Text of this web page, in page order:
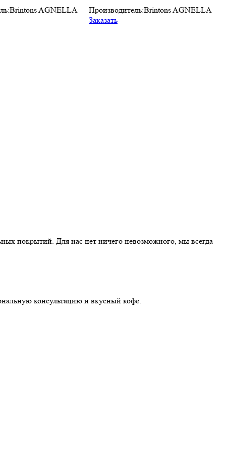
Brintons AGNELLA Производитель:Brintons AGNELLA
Заказать
покрытий. Для нас нет ничего невозможного, мы всегда
консультацию и вкусный кофе.